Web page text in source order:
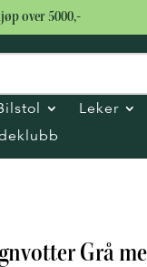
over 5000,-
Leker
Grå